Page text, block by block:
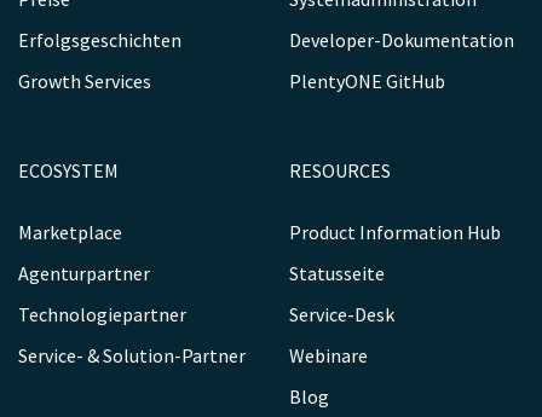
Erfolgsgeschichten
Growth Services
Developer-Dokumentation
PlentyONE GitHub
ECOSYSTEM
Marketplace
Agenturpartner
Technologiepartner
Service- & Solution-Partner
RESOURCES
Product Information Hub
Statusseite
Service-Desk
Webinare
Blog